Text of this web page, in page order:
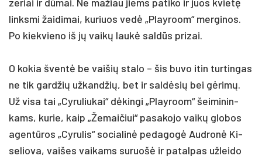
links­mi žai­di­mai, ku­riuos vedė „Play­room“ mer­gi­nos.
Po kiek­vie­no iš jų vaikų laukė saldūs pri­zai.
O ko­kia šventė be vai­šių sta­lo – šis bu­vo itin tur­tin­gas
ne tik gard­žių už­kand­žių, bet ir saldė­sių bei gėrimų.
Už vi­sa tai „Cy­ru­liu­kai“ dėkin­gi „Play­room“ šei­mi­nin­
kams, ku­rie, kaip „Že­mai­čiui“ pa­sa­ko­jo vaikų glo­bos
agentū­ros „Cy­ru­lis“ so­cia­linė pe­da­gogė Aud­ronė Ki­
se­lio­va, vai­šes vai­kams su­ruošė ir pa­tal­pas už­lei­do